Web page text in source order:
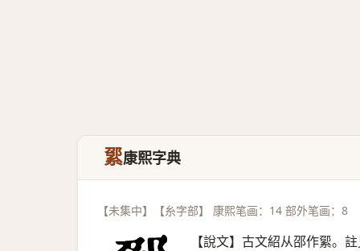
綤康熙字典
【未集中】【糸字部】 康熙笔画：14 部外笔画：8
【說文】古文紹从邵作綤。註